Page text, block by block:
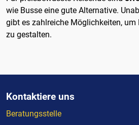
wie Busse eine gute Alternative.
gibt es zahlreiche Möglichkeiten, um
zu gestalten.
Kontaktiere uns
Beratungsstelle